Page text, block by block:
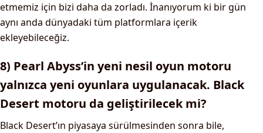
etmemiz için bizi daha da zorladı. İnanıyorum ki bir gün
aynı anda dünyadaki tüm platformlara içerik
ekleyebileceğiz.
8) Pearl Abyss’in yeni nesil oyun motoru
yalnızca yeni oyunlara uygulanacak. Black
Desert motoru da geliştirilecek mi?
Black Desert’ın piyasaya sürülmesinden sonra bile,